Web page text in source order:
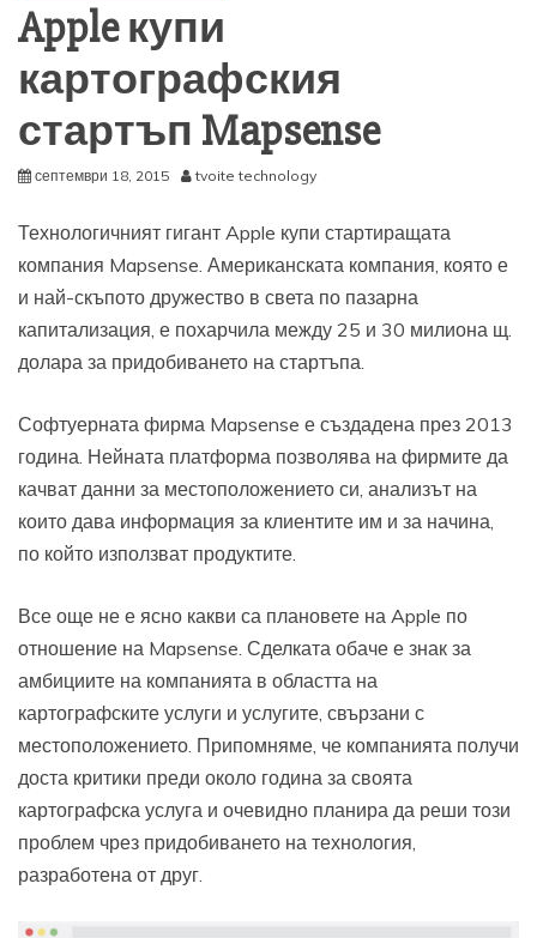
Apple купи
картографския
стартъп Mapsense
септември 18, 2015 tvoite technology
Технологичният гигант Apple купи стартиращата
компания Mapsense. Американската компания, която е
и най-скъпото дружество в света по пазарна
капитализация, е похарчила между 25 и 30 милиона щ.
долара за придобиването на стартъпа.
Софтуерната фирма Mapsense е създадена през 2013
година. Нейната платформа позволява на фирмите да
качват данни за местоположението си, анализът на
които дава информация за клиентите им и за начина,
по който използват продуктите.
Все още не е ясно какви са плановете на Apple по
отношение на Mapsense. Сделката обаче е знак за
амбициите на компанията в областта на
картографските услуги и услугите, свързани с
местоположението. Припомняме, че компанията получи
доста критики преди около година за своята
картографска услуга и очевидно планира да реши този
проблем чрез придобиването на технология,
разработена от друг.